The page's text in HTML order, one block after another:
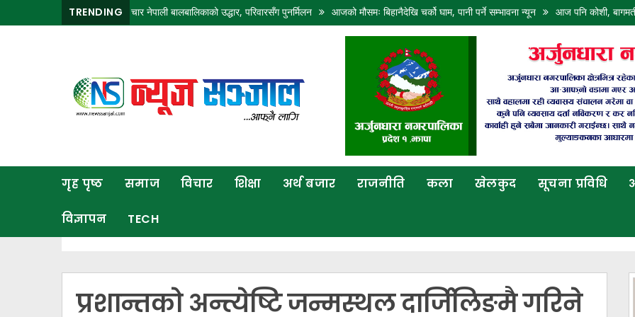
TRENDING
भारतबाट चार नेपाली बालबालिकाको उद्धार, परिवारसँग पुनर्मिलन आजको मौसमः बिहानैदेखि चर्को घाम, पानी पर्ने सम्भावना न्यून आज पनि कोशी, बागमती, गण्डकी र
गृह पृष्ठ समाज विचार शिक्षा अर्थ बजार राजनीति कला खेलकुद सूचना प्रविधि
विज्ञापन TECH
प्रशान्तको अन्त्येष्टि जन्मस्थल दार्जिलिङमै गरिने
राजनीति